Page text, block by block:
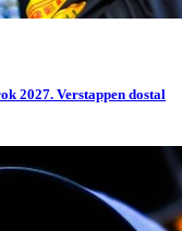
2027. Verstappen dostal